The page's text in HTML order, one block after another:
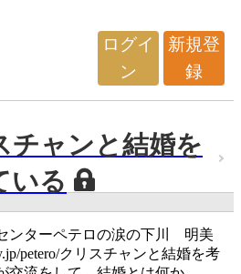
ログイ
ン
新規登
録
チャンと結婚を
いる
ンターペテロの涙の下川 明美
petero/クリスチャンと結婚を考